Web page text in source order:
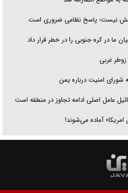
نیست؛ پاسخ نظامی ضروری است
ما در کره جنوبی را در خطر قرار داد
شورای امنیت درباره یمن
عامل اصلی ادامه تجاوز در منطقه است
آماده می‌شوند!